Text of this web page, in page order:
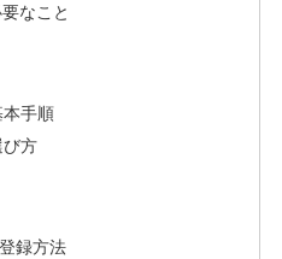
なこと
手順
び方
録方法